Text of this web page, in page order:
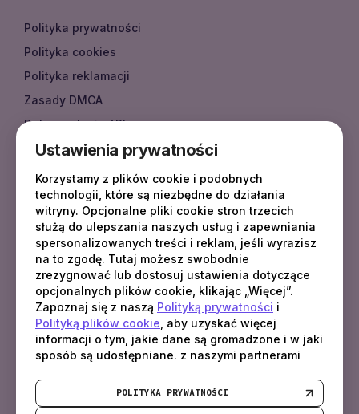
Polityka prywatności
Polityka cookies
Polityka reklamacji
Zasady DMCA
Dokumentacja API
Dokumentacja
FAQ
KONTAKT
sales@ fotbo.com
support@fotbo.com
Latvia, Rīga, Raņķa dambis 30 - 110, LV-1048
Ustawienia prywatności
Korzystamy z plików cookie i podobnych
technologii, które są niezbędne do działania
witryny. Opcjonalne pliki cookie stron trzecich
służą do ulepszania naszych usług i zapewniania
spersonalizowanych treści i reklam, jeśli wyrazisz
na to zgodę. Tutaj możesz swobodnie
zrezygnować lub dostosuj ustawienia dotyczące
opcjonalnych plików cookie, klikając „Więcej”.
Zapoznaj się z naszą Polityką prywatności i
Polityką plików cookie , aby uzyskać więcej
informacji o tym, jakie dane są gromadzone i w jaki
sposób są udostępniane. z naszymi partnerami
POLITYKA PRYWATNOŚCI